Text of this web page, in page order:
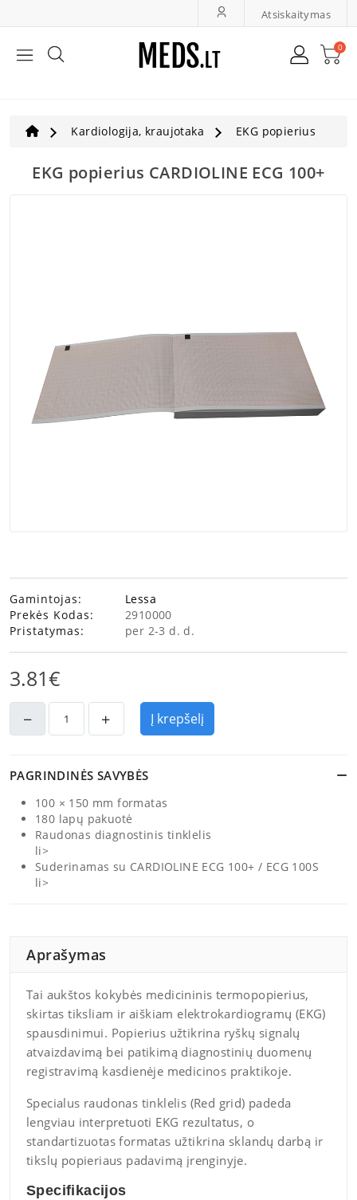
Atsiskaitymas
0
Bendroji Medicina, Slauga
Kardiologija, kraujotaka EKG popierius
EKG popierius CARDIOLINE ECG 100+
Gamintojas:
Lessa
Prekės Kodas:
2910000
Pristatymas:
per 2-3 d. d.
3.81€
Į krepšelį
PAGRINDINĖS SAVYBĖS
100 × 150 mm formatas
180 lapų pakuotė
Raudonas diagnostinis tinklelis
li>
Suderinamas su CARDIOLINE ECG 100+ / ECG 100S
li>
Aprašymas
Tai aukštos kokybės medicininis termopopierius,
skirtas tiksliam ir aiškiam elektrokardiogramų (EKG)
spausdinimui. Popierius užtikrina ryškų signalų
atvaizdavimą bei patikimą diagnostinių duomenų
registravimą kasdienėje medicinos praktikoje.
Specialus raudonas tinklelis (Red grid) padeda
lengviau interpretuoti EKG rezultatus, o
standartizuotas formatas užtikrina sklandų darbą ir
tikslų popieriaus padavimą įrenginyje.
Specifikacijos